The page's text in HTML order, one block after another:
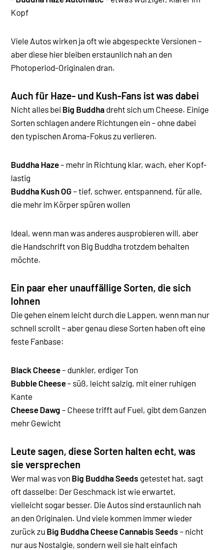
Kopf
Viele Autos wirken ja oft wie abgespeckte Versionen –
aber diese hier bleiben erstaunlich nah an den
Photoperiod-Originalen dran.
Auch für Haze- und Kush-Fans ist was dabei
Nicht alles bei Big Buddha dreht sich um Cheese. Einige
Sorten schlagen andere Richtungen ein – ohne dabei
den typischen Aroma-Fokus zu verlieren.
Buddha Haze– mehr in Richtung klar, wach, eher Kopf-
lastig
Buddha Kush OG – tief, schwer, entspannend, für alle,
die mehr im Körper spüren wollen
Ideal, wenn man was anderes ausprobieren will, aber
die Handschrift von Big Buddha trotzdem behalten
möchte.
Ein paar eher unauffällige Sorten, die sich
lohnen
Die gehen einem leicht durch die Lappen, wenn man nur
schnell scrollt – aber genau diese Sorten haben oft eine
feste Fanbase:
Black Cheese– dunkler, erdiger Ton
Bubble Cheese– süß, leicht salzig, mit einer ruhigen
Kante
Cheese Dawg – Cheese trifft auf Fuel, gibt dem Ganzen
mehr Gewicht
Leute sagen, diese Sorten halten echt, was
sie versprechen
Wer mal was von Big Buddha Seeds getestet hat, sagt
oft dasselbe: Der Geschmack ist wie erwartet,
vielleicht sogar besser. Die Autos sind erstaunlich nah
an den Originalen. Und viele kommen immer wieder
zurück zu Big Buddha Cheese Cannabis Seeds – nicht
nur aus Nostalgie, sondern weil sie halt einfach